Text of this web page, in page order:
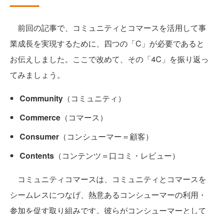
前回の記事で、コミュニティとコマースを活用して事
業成長を実現するために、四つの「C」が必要であると
お伝えしました。ここで改めて、その「4C」を振り返っ
てみましょう。
Community （コミュニティ）
Commerce （コマース）
Consumer （コンシューマー＝顧客）
Contents （コンテンツ＝口コミ・レビュー）
コミュニティコマースは、コミュニティとコマースを
シームレスにつなげ、熱意あるコンシューマーの利用・
参加を促す取り組みです。彼らがコンシューマーとして